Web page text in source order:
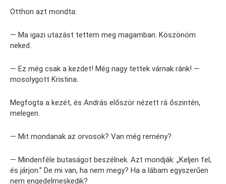
Otthon azt mondta:
— Ma igazi utazást tettem meg magamban. Köszönöm
neked.
— Ez még csak a kezdet! Még nagy tettek várnak ránk! —
mosolygott Kristina.
Megfogta a kezét, és András először nézett rá őszintén,
melegen.
— Mit mondanak az orvosok? Van még remény?
— Mindenféle butaságot beszélnek. Azt mondják: „Keljen fel,
és járjon.” De mi van, ha nem megy? Ha a lábam egyszerűen
nem engedelmeskedik?